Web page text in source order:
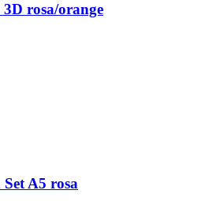
rosa/orange
A5 rosa